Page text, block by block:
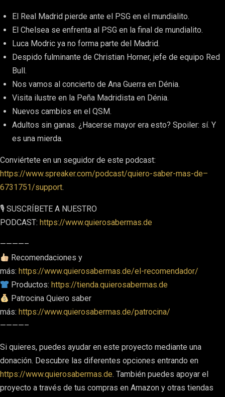
El Real Madrid pierde ante el PSG en el mundialito.
El Chelsea se enfrenta al PSG en la final de mundialito.
Luca Modric ya no forma parte del Madrid.
Despido fulminante de Christian Horner, jefe de equipo Red
Bull.
Nos vamos al concierto de Ana Guerra en Dénia.
Visita ilustre en la Peña Madridista en Dénia.
Nuevos cambios en el QSM.
Adultos sin ganas. ¿Hacerse mayor era esto? Spoiler: sí. Y
es una mierda.
Conviértete en un seguidor de este podcast:
https://www.spreaker.com/podcast/quiero-saber-mas-de–
6731751/support.
🎙 SUSCRÍBETE A NUESTRO
PODCAST: https://www.quierosabermas.de
————–
Recomendaciones y
más: https://www.quierosabermas.de/el-recomendador/
Productos:https://tienda.quierosabermas.de
Patrocina Quiero saber
más: https://www.quierosabermas.de/patrocina/
————–
Si quieres, puedes ayudar en este proyecto mediante una
donación. Descubre las diferentes opciones entrando en
https://www.quierosabermas.de. También puedes apoyar el
proyecto a través de tus compras en Amazon y otras tiendas